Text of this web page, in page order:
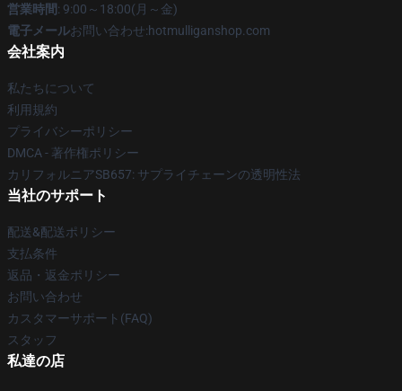
営業時間: 9:00～18:00(月～金)
電子メールお問い合わせ:hotmulliganshop.com
会社案内
私たちについて
利用規約
プライバシーポリシー
DMCA - 著作権ポリシー
カリフォルニアSB657: サプライチェーンの透明性法
当社のサポート
配送&配送ポリシー
支払条件
返品・返金ポリシー
お問い合わせ
カスタマーサポート(FAQ)
スタッフ
私達の店